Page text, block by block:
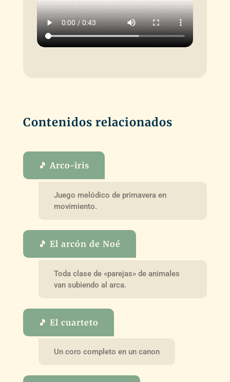
Contenidos relacionados
🎵 Arco-iris
Juego melódico de primavera en
movimiento.
🎵 El arcón de Noé
Toda clase de «parejas» de animales
van subiendo al arca.
🎵 El cuarteto
Un coro completo en un canon